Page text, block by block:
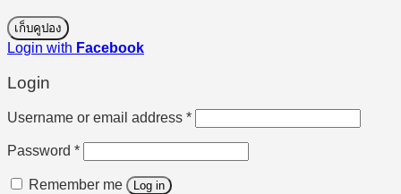
เก็บคูปอง
Login with Facebook
Login
Username or email address *Required
Password *Required
Remember me Log in